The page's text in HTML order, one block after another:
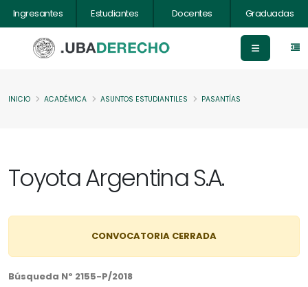
Ingresantes Estudiantes Docentes Graduadas
INICIO ACADÉMICA ASUNTOS ESTUDIANTILES PASANTÍAS
Toyota Argentina S.A.
CONVOCATORIA CERRADA
Búsqueda Nº 2155-P/2018